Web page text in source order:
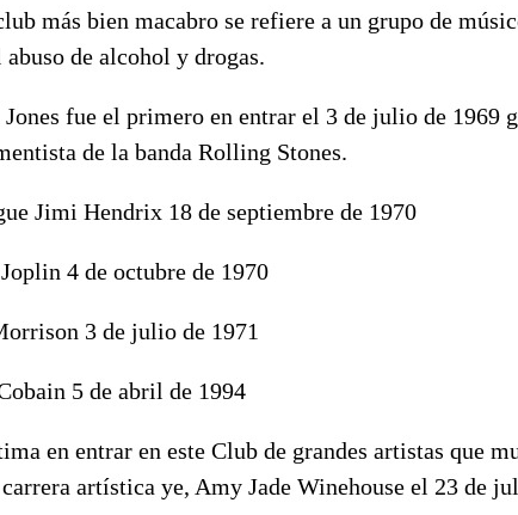
más bien macabro se refiere a un grupo de
abuso de alcohol y drogas.
fue el primero en entrar el 3 de julio de 1969
de la banda Rolling Stones.
Jimi Hendrix 18 de septiembre de 1970
4 de octubre de 1970
3 de julio de 1971
5 de abril de 1994
en entrar en este Club de grandes artistas que
artística ye, Amy Jade Winehouse el 23 de